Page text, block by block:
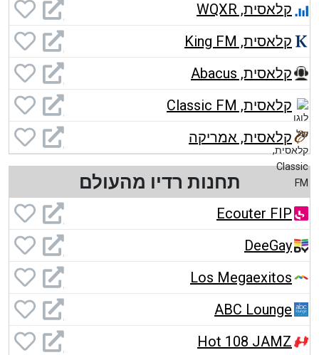
קלאסית, WQXR
קלאסית, King FM
קלאסית, Abacus
קלאסית, Classic FM
קלאסית, אמריקה
תחנות רדיו מהעולם
Ecouter FIP
DeeGay
Los Megaexitos
ABC Lounge
Hot 108 JAMZ